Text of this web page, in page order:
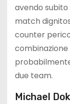
avendo
match
counter
combinazione
due team.
Michael